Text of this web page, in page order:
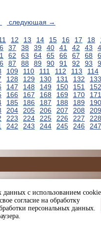
следующая →
12 13 14 15 16 17 18
37 38 39 40 41 42 43
62 63 64 65 66 67 68
87 88 89 90 91 92 93
109 110 111 112 113 114
128 129 130 131 132 133
147 148 149 150 151 152
166 167 168 169 170 171
185 186 187 188 189 190
204 205 206 207 208 209
223 224 225 226 227 228
242 243 244 245 246 247
данных с использованием cookie
согласие на обработку
персональных данных.